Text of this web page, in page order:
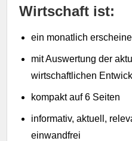
Wirtschaft ist:
ein monatlich
mit Auswertung der
wirtschaftlichen
kompakt auf 6 Seiten
informativ, aktuell,
einwandfrei